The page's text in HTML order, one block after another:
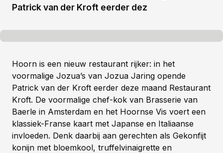
Patrick van der Kroft eerder dez
Hoorn is een nieuw restaurant rijker: in het
voormalige Jozua’s van Jozua Jaring opende
Patrick van der Kroft eerder deze maand Restaurant
Kroft. De voormalige chef-kok van Brasserie van
Baerle in Amsterdam en het Hoornse Vis voert een
klassiek-Franse kaart met Japanse en Italiaanse
invloeden. Denk daarbij aan gerechten als Gekonfijt
konijn met bloemkool, truffelvinaigrette en